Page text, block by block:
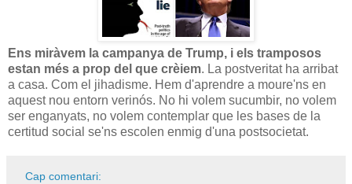
Ens miràvem la campanya de Trump, i els tramposos
estan més a prop del que crèiem. La postveritat ha arribat
a casa. Com el jihadisme. Hem d'aprendre a moure'ns en
aquest nou entorn verinós. No hi volem sucumbir, no volem
ser enganyats, no volem contemplar que les bases de la
certitud social se'ns escolen enmig d'una postsocietat.
Cap comentari: